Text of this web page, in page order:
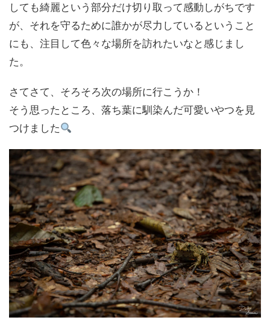
しても綺麗という部分だけ切り取って感動しがちです
が、それを守るために誰かが尽力しているということ
にも、注目して色々な場所を訪れたいなと感じまし
た。
さてさて、そろそろ次の場所に行こうか！
そう思ったところ、落ち葉に馴染んだ可愛いやつを見
つけました